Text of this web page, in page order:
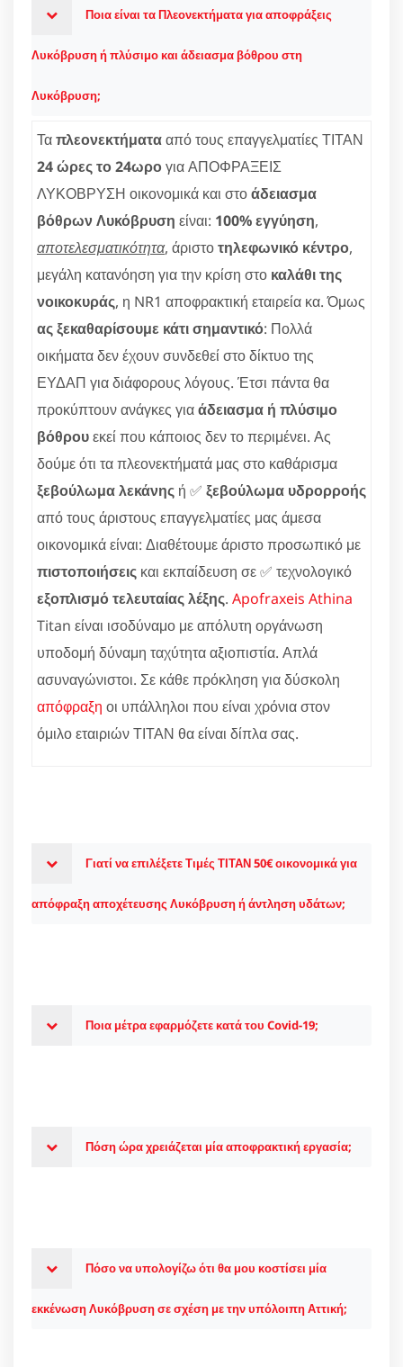
Ποια είναι τα Πλεονεκτήματα για αποφράξεις
Λυκόβρυση ή πλύσιμο και άδειασμα βόθρου στη
Λυκόβρυση;
Ταπλεονεκτήματααπό τους επαγγελματίες ΤΙΤΑΝ
24 ώρες το 24ωρογια ΑΠΟΦΡΑΞΕΙΣ
ΛΥΚΟΒΡΥΣΗ οικονομικά και στοάδειασμα
βόθρων Λυκόβρυση είναι: 100% εγγύηση,
αποτελεσματικότητα, άριστοτηλεφωνικό κέντρο,
μεγάλη κατανόηση για την κρίση στο καλάθι της
νοικοκυράς, η NR1 αποφρακτική εταιρεία κα. Όμως
ας ξεκαθαρίσουμε κάτι σημαντικό: Πολλά
οικήματα δεν έχουν συνδεθεί στο δίκτυο της
ΕΥΔΑΠ για διάφορους λόγους. Έτσι πάντα θα
προκύπτουν ανάγκες γιαάδειασμα ή πλύσιμο
βόθρουεκεί που κάποιος δεν το περιμένει. Ας
δούμε ότι τα πλεονεκτήματά μας στο καθάρισμα
ξεβούλωμα λεκάνης ή ✅ ξεβούλωμα υδρορροής
από τους άριστους επαγγελματίες μας άμεσα
οικονομικά είναι: Διαθέτουμε άριστο προσωπικό με
πιστοποιήσεις και εκπαίδευση σε ✅ τεχνολογικό
εξοπλισμό τελευταίας λέξης. Apofraxeis Athina
Titan είναι ισοδύναμο με απόλυτη οργάνωση
υποδομή δύναμη ταχύτητα αξιοπιστία. Απλά
ασυναγώνιστοι. Σε κάθε πρόκληση για δύσκολη
απόφραξη οι υπάλληλοι που είναι χρόνια στον
όμιλο εταιριών ΤΙΤΑΝ θα είναι δίπλα σας.
Γιατί να επιλέξετε Τιμές ΤΙΤΑΝ 50€ οικονομικά για
απόφραξη αποχέτευσης Λυκόβρυση ή άντληση υδάτων;
Ποια μέτρα εφαρμόζετε κατά του Covid-19;
Πόση ώρα χρειάζεται μία αποφρακτική εργασία;
Πόσο να υπολογίζω ότι θα μου κοστίσει μία
εκκένωση Λυκόβρυση σε σχέση με την υπόλοιπη Αττική;